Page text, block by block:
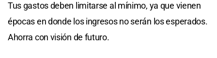
Tus gastos deben limitarse al mínimo, ya que vienen
épocas en donde los ingresos no serán los esperados.
Ahorra con visión de futuro.